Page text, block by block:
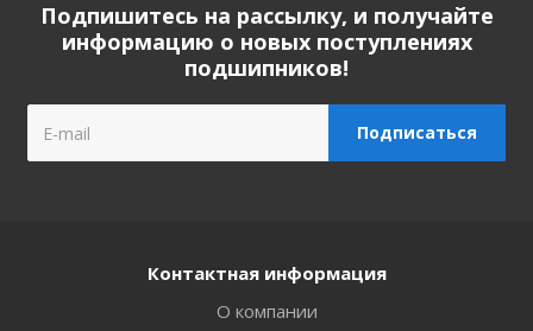
Подпишитесь на рассылку, и получайте
информацию о новых поступлениях
подшипников!
Контактная информация
О компании